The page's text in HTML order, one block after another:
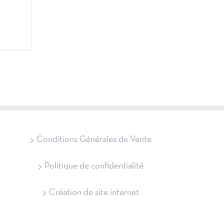
Conditions Générales de Vente
Politique de confidentialité
Création de site internet